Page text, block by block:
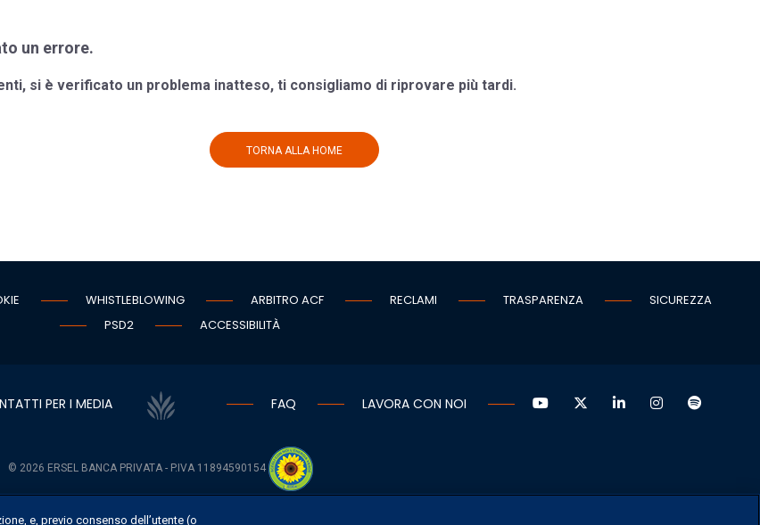
un errore.
si è verificato un problema inatteso, ti consigliamo di riprovare più tardi.
TORNA ALLA HOME
WHISTLEBLOWING ARBITRO ACF RECLAMI TRASPARENZA
SICUREZZA
PSD2
ACCESSIBILITÀ
PER I MEDIA FAQ LAVORA CON NOI
© 2026 ERSEL BANCA PRIVATA - P.IVA 11894590154
e, previo consenso dell’utente (o